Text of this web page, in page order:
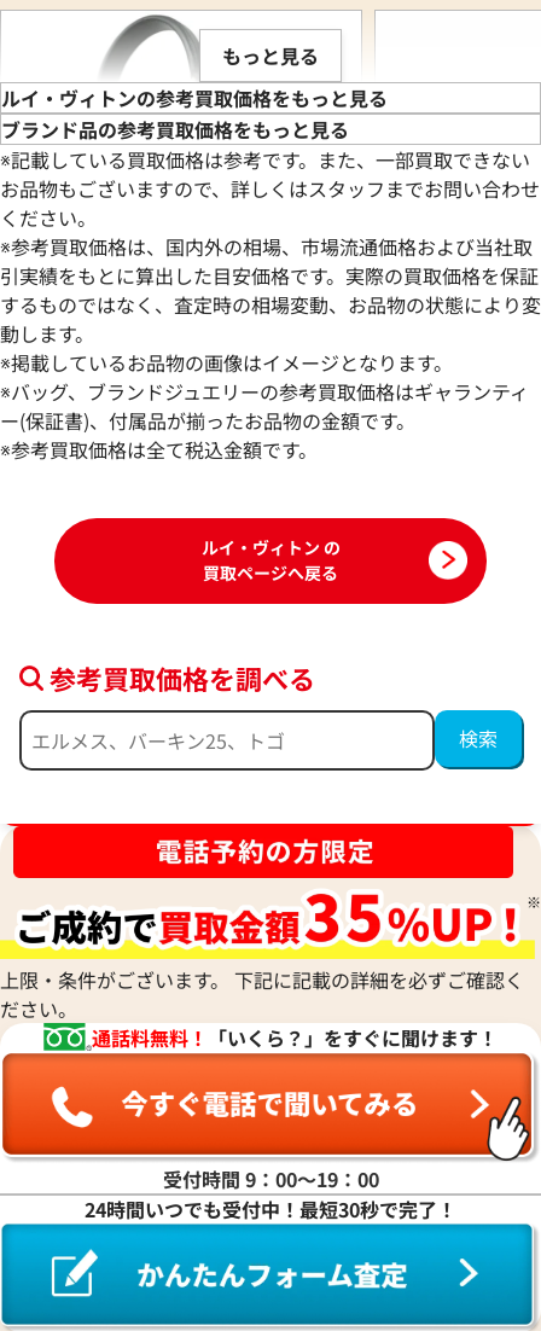
ルイ・ヴィトン モノグラムアンプラント
ネオノエBB ハンドバッグ M46734
2025年6月17日時点
ルイ・ヴィトン
リオメッセンジャ
2024年5月3日時点
ルイ・ヴィトン タイガ カプシーヌＭＭ ハ
ンドバッグ PVC×レザー ブラック
M52389
参考買取価格
ASK
2022年5月18日時点
ルイ・ヴィトン
レット パイソン
参考買取価格
ASK
2022年10月18日
もっと見る
ルイ・ヴィトンの参考買取価格をもっと見る
ブランド品の参考買取価格をもっと見る
※記載している買取価格は参考です。また、一部買取できない
お品物もございますので、詳しくはスタッフまでお問い合わせ
ください。
※参考買取価格は、国内外の相場、市場流通価格および当社取
引実績をもとに算出した目安価格です。実際の買取価格を保証
するものではなく、査定時の相場変動、お品物の状態により変
動します。
※掲載しているお品物の画像はイメージとなります。
※バッグ、ブランドジュエリーの参考買取価格はギャランティ
ー(保証書)、付属品が揃ったお品物の金額です。
※参考買取価格は全て税込金額です。
ルイ・ヴィトン の
買取ページへ戻る
参考買取価格を調べる
上限・条件がございます。 下記に記載の詳細を必ずご確認く
ださい。
通話料無料！
「いくら？」をすぐに聞けます！
受付時間 9：00〜19：00
24時間いつでも受付中！最短30秒で完了！